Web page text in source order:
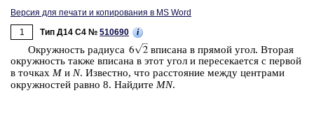
Версия для печати и копирования в MS Word
1
Тип Д14 C4 № 510690 i
Окруж­ность ра­ди­у­са
впи­са­на в пря­мой угол. Вто­рая
окруж­ность также впи­са­на в этот угол и пе­ре­се­ка­ет­ся с пер­вой
в точ­ках M и N. Из­вест­но, что рас­сто­я­ние между цен­тра­ми
окруж­но­стей равно 8. Най­ди­те MN.